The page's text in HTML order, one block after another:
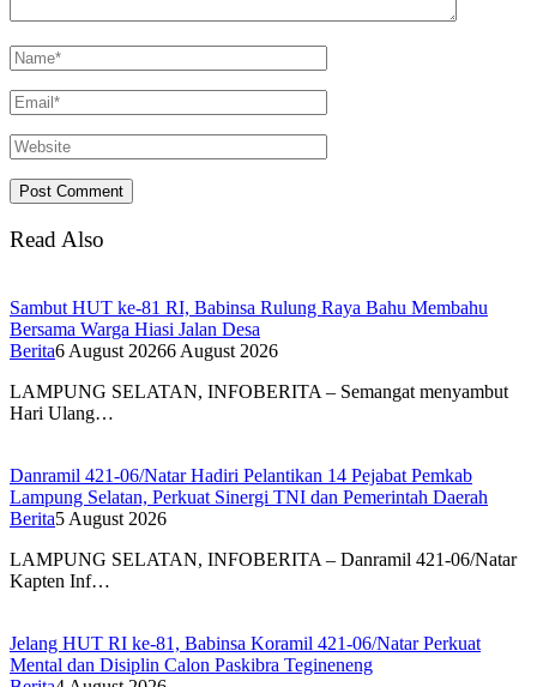
Read Also
Sambut HUT ke-81 RI, Babinsa Rulung Raya Bahu Membahu
Bersama Warga Hiasi Jalan Desa
Berita6 August 20266 August 2026
LAMPUNG SELATAN, INFOBERITA – Semangat menyambut
Hari Ulang…
Danramil 421-06/Natar Hadiri Pelantikan 14 Pejabat Pemkab
Lampung Selatan, Perkuat Sinergi TNI dan Pemerintah Daerah
Berita5 August 2026
LAMPUNG SELATAN, INFOBERITA – Danramil 421-06/Natar
Kapten Inf…
Jelang HUT RI ke-81, Babinsa Koramil 421-06/Natar Perkuat
Mental dan Disiplin Calon Paskibra Tegineneng